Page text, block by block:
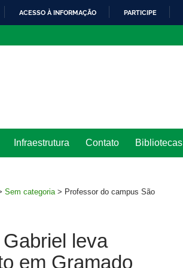
ACESSO À INFORMAÇÃO PARTICIPE
Infraestrutura Contato Bibliotecas
Sem categoria > Professor do campus São
leva
em Gramado